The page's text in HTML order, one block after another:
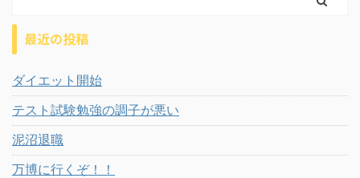
最近の投稿
ダイエット開始
テスト試験勉強の調子が悪い
泥沼退職
万博に行くぞ！！